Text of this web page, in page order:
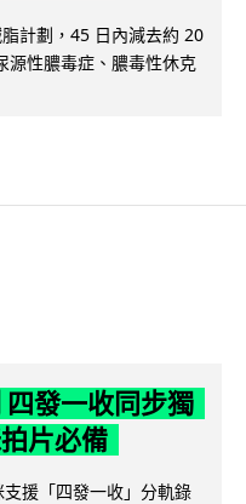
計劃，45 日內減去約 20
源性膿毒症、膿毒性休克
發一收同步獨
片必備
援「四發一收」分軌錄